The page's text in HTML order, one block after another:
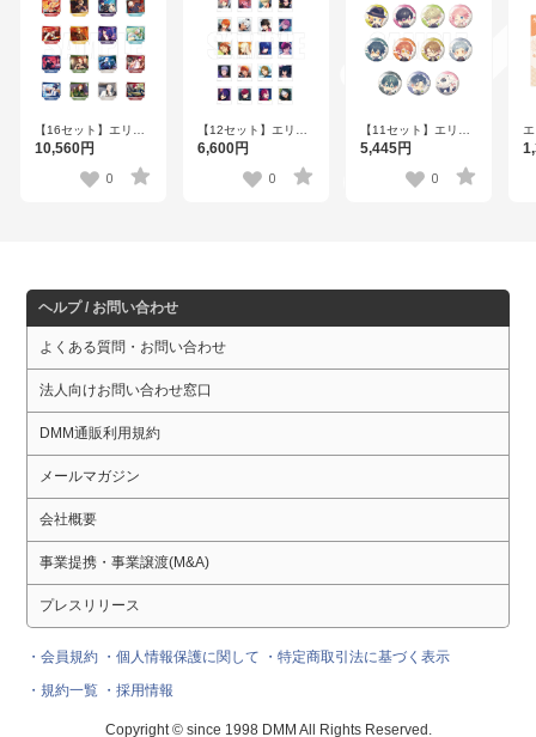
【16セット】エリオ
スライジングヒーロ
ンドコレクション第
10,560円
0
【12セット】エリオ
スライジングヒーロ
ブロマイドコレクシ
ョン 第三弾
6,600円
0
【11セット】エリオ
スライジングヒーロ
ホログラム缶バッジ
ver.B【DISP！！！
5,445円
0
ヘルプ / お問い合わせ
よくある質問・お問い合わせ
法人向けお問い合わせ窓口
DMM通販利用規約
メールマガジン
会社概要
事業提携・事業譲渡(M&A)
プレスリリース
・会員規約 ・個人情報保護に関して
・特定商取引法に基づく表示
・規約一覧 ・採用情報
Copyright © since 1998 DMM All Rights Reserved.